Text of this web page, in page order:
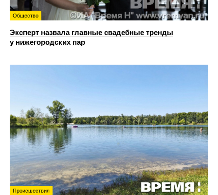
Общество
Эксперт назвала главные свадебные тренды
у нижегородских пар
Происшествия